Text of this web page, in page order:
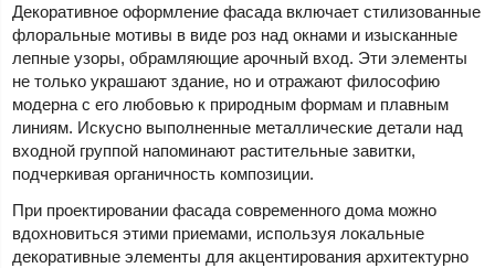
Декоративное оформление фасада включает стилизованные
флоральные мотивы в виде роз над окнами и изысканные
лепные узоры, обрамляющие арочный вход. Эти элементы
не только украшают здание, но и отражают философию
модерна с его любовью к природным формам и плавным
линиям. Искусно выполненные металлические детали над
входной группой напоминают растительные завитки,
подчеркивая органичность композиции.
При проектировании фасада современного дома можно
вдохновиться этими приемами, используя локальные
декоративные элементы для акцентирования архитектурно